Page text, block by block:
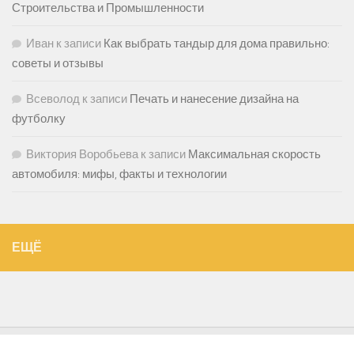
Строительства и Промышленности
Иван к записи Как выбрать тандыр для дома правильно:
советы и отзывы
Всеволод к записи Печать и нанесение дизайна на
футболку
Виктория Воробьевак записи Максимальная скорость
автомобиля: мифы, факты и технологии
ЕЩЁ